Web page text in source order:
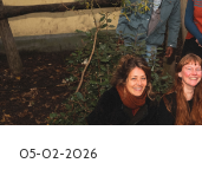
05-02-2026